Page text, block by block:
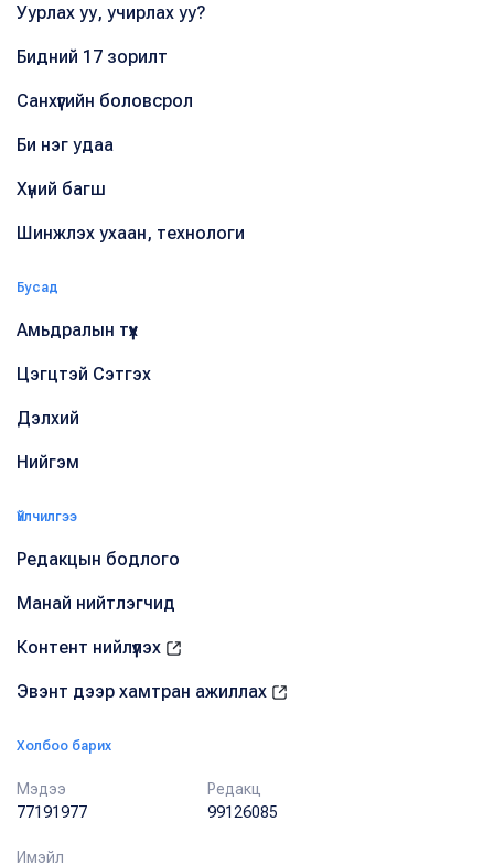
Уурлах уу, учирлах уу?
Бидний 17 зорилт
Санхүүгийн боловсрол
Би нэг удаа
Хүний багш
Шинжлэх ухаан, технологи
Бусад
Амьдралын түүх
Цэгцтэй Сэтгэх
Дэлхий
Нийгэм
Үйлчилгээ
Редакцын бодлого
Манай нийтлэгчид
Контент нийлүүлэх
Эвэнт дээр хамтран ажиллах
Холбоо барих
Мэдээ
77191977
Редакц
99126085
Имэйл